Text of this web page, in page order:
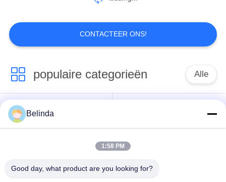
CONTACTEER ONS!
populaire categorieën Alle
De enige verbinding
van de gebied
rubberuitbreiding
Uitbreidingsverbinding
epdm
Verbinding van de
Belinda
1:58 PM
Good day, what product are you looking for?